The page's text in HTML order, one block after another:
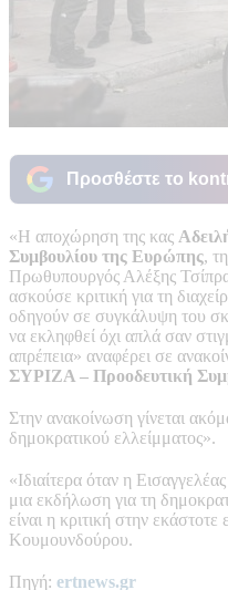
Προσθέστε το
«Η αποχώρηση της κας
Συμβουλίου της Ευρώπης,
Πρωθυπουργός Αλέξης
ασκούσε κριτική για τη
οδηγούν σε συγκάλυψη του
να εκληφθεί όχι απλά σαν
απρέπεια» αναφέρει σε
ΣΥΡΙΖΑ – Προοδευτική
Στην ανακοίνωση γίνεται
δημοκρατικού ελλείμματος».
«Ιδιαίτερα όταν η
μια εκδήλωση για τη
είναι η κριτική στην
Κουμουνδούρου.
Πηγή: ertnews.gr